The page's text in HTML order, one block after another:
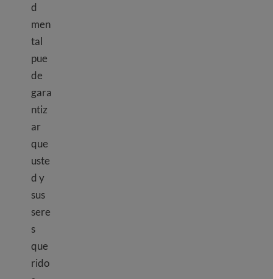
d
men
tal
pue
de
gara
ntiz
ar
que
uste
d y
sus
sere
s
que
rido